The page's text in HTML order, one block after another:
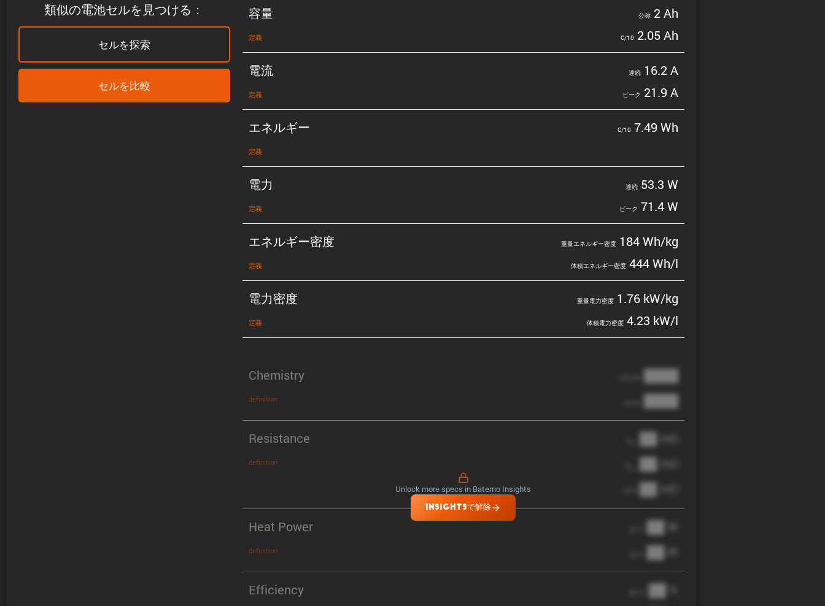
類似の電池セルを見つける：
セルを探索
セルを比較
容量
定義
公称2 Ah
C/10 2.05 Ah
電流
定義
連続16.2 A
ピーク 21.9 A
エネルギー
定義
C/10 7.49 Wh
電力
定義
連続53.3 W
ピーク 71.4 W
エネルギー密度
定義
重量エネルギー密度184 Wh/kg
体積エネルギー密度444 Wh/l
電力密度
定義
重量電力密度1.76 kW/kg
体積電力密度4.23 kW/l
Chemistry
definition
████
████
Resistance
definition
██ mΩ
██ mΩ
██ mΩ
Heat Power
definition
██ W
██ W
Efficiency ██ %
Unlock more specs in Batemo Insights
INSIGHTSで解除